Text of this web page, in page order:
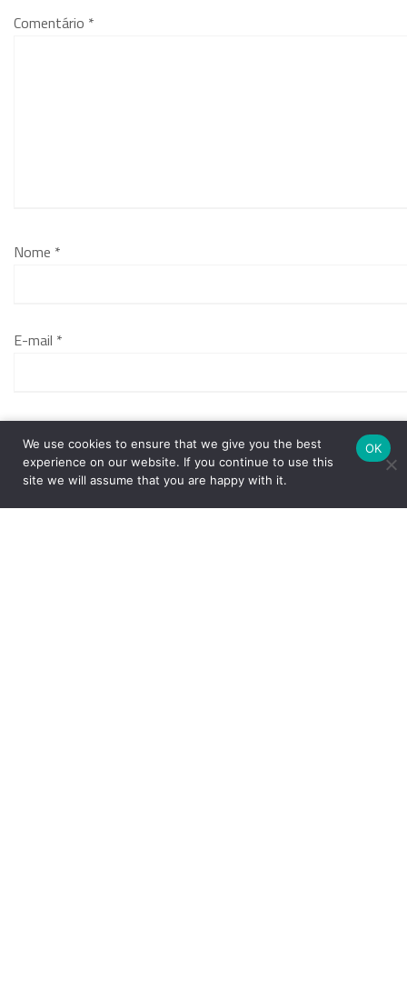
Comentário *
Nome *
E-mail *
Salvar meus dados neste navegador para a próxima vez
que eu comentar.
We use cookies to ensure that we give you the best
experience on our website. If you continue to use this
site we will assume that you are happy with it.
OK